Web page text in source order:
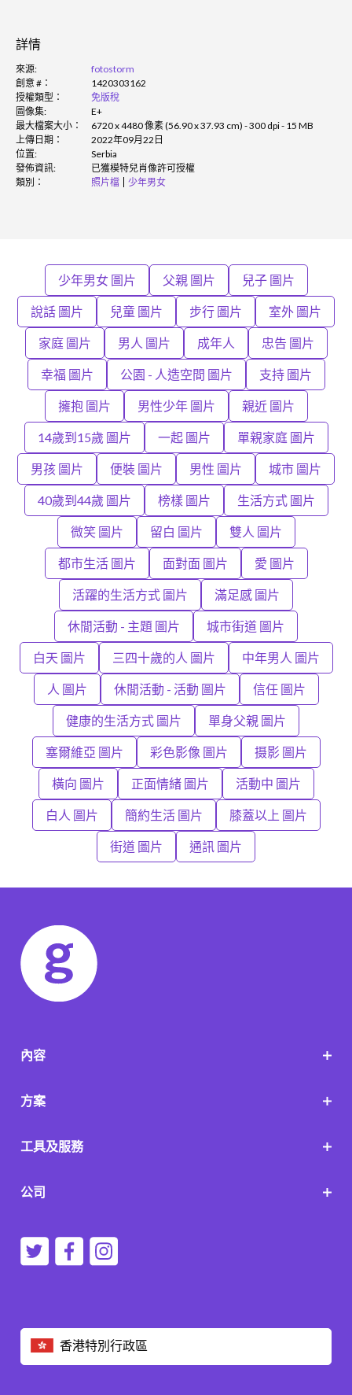
詳情
來源:
fotostorm
創意 #：
1420303162
授權類型：
免版稅
圖像集:
E+
最大檔案大小：
6720 x 4480 像素 (56.90 x 37.93 cm) - 300 dpi - 15 MB
上傳日期：
2022年09月22日
位置:
Serbia
發佈資訊:
已獲模特兒肖像許可授權
類別：
照片檔 少年男女
少年男女 圖片 父親 圖片 兒子 圖片
說話 圖片 兒童 圖片 步行 圖片 室外 圖片
家庭 圖片 男人 圖片 成年人 忠告 圖片
幸福 圖片 公園 - 人造空間 圖片 支持 圖片
擁抱 圖片 男性少年 圖片 親近 圖片
14歲到15歲 圖片 一起 圖片 單親家庭 圖片
男孩 圖片 便裝 圖片 男性 圖片 城市 圖片
40歲到44歲 圖片 榜樣 圖片 生活方式 圖片
微笑 圖片 留白 圖片 雙人 圖片
都市生活 圖片 面對面 圖片 愛 圖片
活躍的生活方式 圖片 滿足感 圖片
休閒活動 - 主題 圖片 城市街道 圖片
白天 圖片 三四十歲的人 圖片 中年男人 圖片
人 圖片 休閒活動 - 活動 圖片 信任 圖片
健康的生活方式 圖片 單身父親 圖片
塞爾維亞 圖片 彩色影像 圖片 摄影 圖片
橫向 圖片 正面情緒 圖片 活動中 圖片
白人 圖片 簡約生活 圖片 膝蓋以上 圖片
街道 圖片 通訊 圖片
香港特別行政區
內容
方案
工具及服務
公司